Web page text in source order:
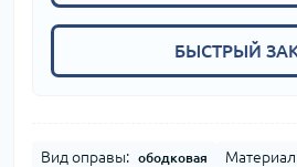
БЫСТРЫЙ
Вид оправы: ободковая